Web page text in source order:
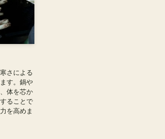
さによる
す。鍋や
体を芯か
ることで
を高めま